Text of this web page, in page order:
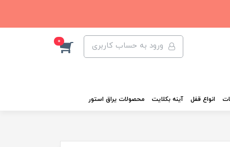
ورود به حساب کاربری 0
انواع قفل آینه بکلایت محصولات یراق استور